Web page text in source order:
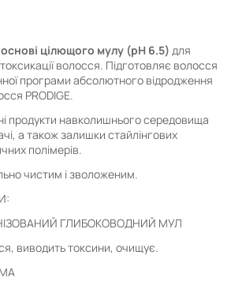
цілющого мулу (pH 6.5) для
волосся. Підготовляє волосся
програми абсолютного відродження
PRODIGE.
продукти навколишнього середовища
а також залишки стайлінгових
полімерів.
чистим і зволоженим.
ГЛИБОКОВОДНИЙ МУЛ
виводить токсини, очищує.